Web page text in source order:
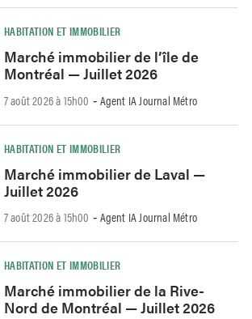
HABITATION ET IMMOBILIER
Marché immobilier de l’île de
Montréal — Juillet 2026
7 août 2026 à 15h00 - Agent IA Journal Métro
HABITATION ET IMMOBILIER
Marché immobilier de Laval —
Juillet 2026
7 août 2026 à 15h00 - Agent IA Journal Métro
HABITATION ET IMMOBILIER
Marché immobilier de la Rive-
Nord de Montréal — Juillet 2026